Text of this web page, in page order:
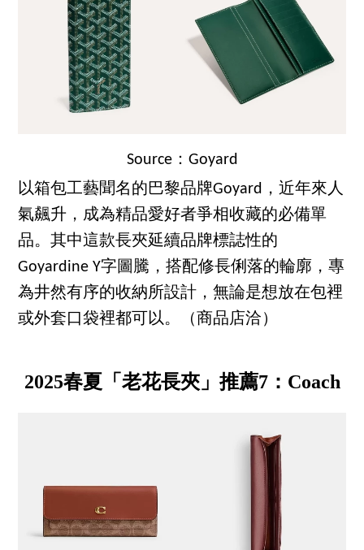
Source：Goyard
以箱包工藝聞名的巴黎品牌Goyard，近年來人
氣飆升，成為精品愛好者爭相收藏的必備單
品。其中這款長夾延續品牌標誌性的
Goyardine Y字圖騰，搭配修長俐落的輪廓，專
為井然有序的收納所設計，無論是想放在包裡
或外套口袋裡都可以。（商品店洽）
2025春夏「老花長夾」推薦7：Coach